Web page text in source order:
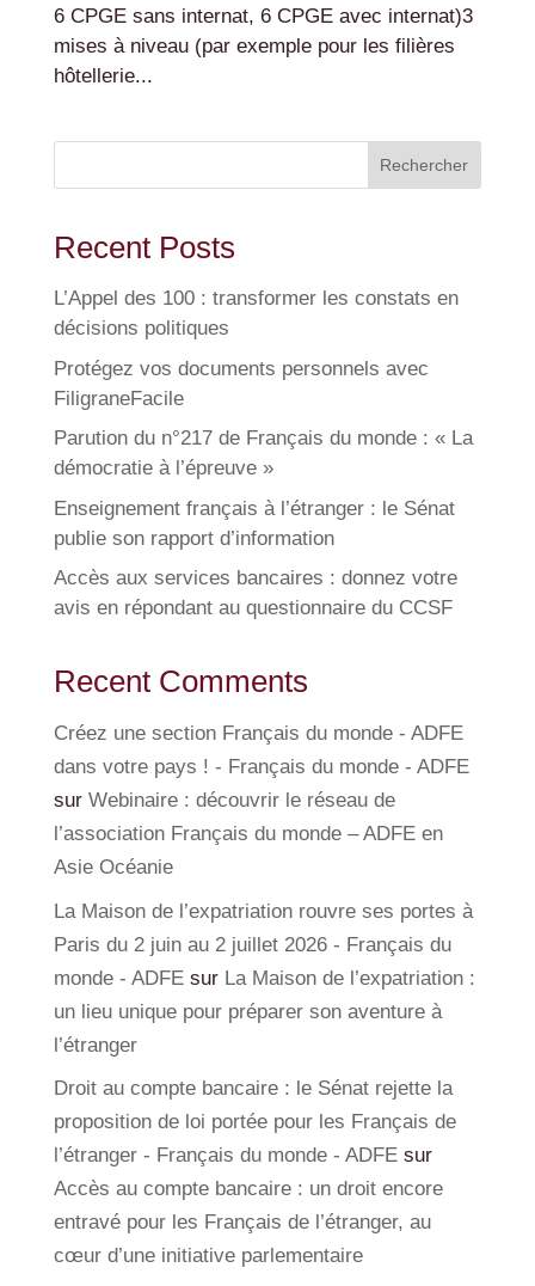
6 CPGE sans internat, 6 CPGE avec internat)3
mises à niveau (par exemple pour les filières
hôtellerie...
Rechercher
Recent Posts
L’Appel des 100 : transformer les constats en
décisions politiques
Protégez vos documents personnels avec
FiligraneFacile
Parution du n°217 de Français du monde : « La
démocratie à l’épreuve »
Enseignement français à l’étranger : le Sénat
publie son rapport d’information
Accès aux services bancaires : donnez votre
avis en répondant au questionnaire du CCSF
Recent Comments
Créez une section Français du monde - ADFE
dans votre pays ! - Français du monde - ADFE
sur Webinaire : découvrir le réseau de
l’association Français du monde – ADFE en
Asie Océanie
La Maison de l’expatriation rouvre ses portes à
Paris du 2 juin au 2 juillet 2026 - Français du
monde - ADFEsur La Maison de l’expatriation :
un lieu unique pour préparer son aventure à
l’étranger
Droit au compte bancaire : le Sénat rejette la
proposition de loi portée pour les Français de
l’étranger - Français du monde - ADFEsur
Accès au compte bancaire : un droit encore
entravé pour les Français de l’étranger, au
cœur d’une initiative parlementaire